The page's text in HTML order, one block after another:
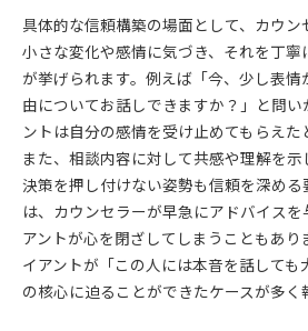
具体的な信頼構築の場面として、カウン
小さな変化や感情に気づき、それを丁寧
が挙げられます。例えば「今、少し表
由についてお話しできますか？」と問
ントは自分の感情を受け止めてもらえた
また、相談内容に対して共感や理解を
決策を押し付けない姿勢も信頼を深める
は、カウンセラーが早急にアドバイス
アントが心を閉ざしてしまうこともあり
イアントが「この人には本音を話して
の核心に迫ることができたケースが多く